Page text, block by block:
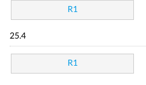
R1
25.4
R1